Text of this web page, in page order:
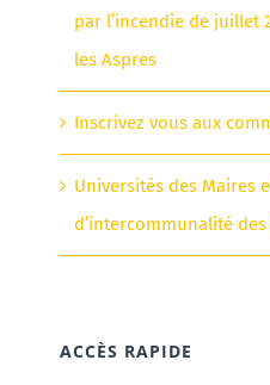
par l’incendie de juillet
les Aspres
Inscrivez vous aux
Universités des Maires
d’intercommunalité
ACCÈS RAPIDE